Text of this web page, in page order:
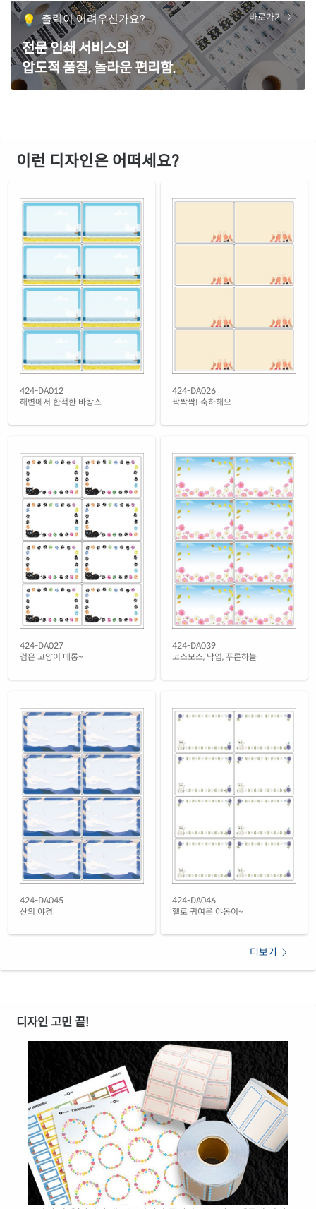
갈색 크라프트
CL424KR-DV179잉크젯, 레이저 겸용
재질 설명
녹색 모조
CL424TG-DV179 잉크젯, 레이저 겸용
재질 설명
CL424TY-DV179
잉크젯, 레이저 겸용
흰색 모조 잉크젯
CJ424-DV179잉크젯 전용
흰색 무광 방수 잉크젯
CJ424WU-DV179잉크젯 전용
흰색 광택 방수 잉크젯
CJ424LU-DV179잉크젯 전용
RV424WU-DV179잉크젯 전용
흰색 광택 방수 시치미 잉크젯
RV424LU-DV179
잉크젯 전용
흰색 광택 레이저
CL424LG-DV179
레이저 전용
흰색 광택 시치미 레이저
RV424LG-DV179
레이저 전용
흰색(25μm) 광택 방수 레이저
CL424TW-DV179레이저 전용
흰색(50μm) 광택 방수 레이저
CL424WP-DV179레이저 전용
흰색 무광 방수 레이저
CL424MP-DV179
레이저 전용
흰색 무광 방수 시치미 레이저
반투명 트레이싱 레이저
CL424HT-DV179 레이저 전용
투명(25μm) 방수 레이저
CL424TT-DV179
레이저 전용
투명(50μm) 방수 레이저
CL424LT-DV179
레이저 전용
출력이 어려우신가요?
전문 인쇄 서비스의
압도적 품질, 놀라운 편리함.
바로가기
이런 디자인은 어떠세요?
424-DA012
해변에서 한적한 바캉스
424-DA026
짝짝짝! 축하해요
424-DA027
검은 고양이 메롱~
424-DA039
코스모스, 낙엽, 푸른하늘
424-DA045
산의 야경
424-DA046
헬로 귀여운 야옹이~
더보기
디자인 고민 끝!